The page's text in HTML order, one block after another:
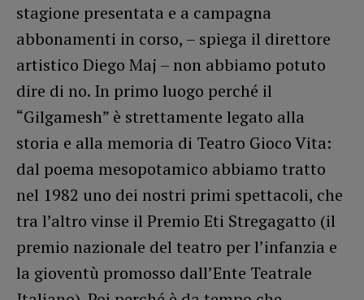
stagione presentata e a campagna
abbonamenti in corso, – spiega il direttore
artistico Diego Maj – non abbiamo potuto
dire di no. In primo luogo perché il
“Gilgamesh” è strettamente legato alla
storia e alla memoria di Teatro Gioco Vita:
dal poema mesopotamico abbiamo tratto
nel 1982 uno dei nostri primi spettacoli, che
tra l’altro vinse il Premio Eti Stregagatto (il
premio nazionale del teatro per l’infanzia e
la gioventù promosso dall’Ente Teatrale